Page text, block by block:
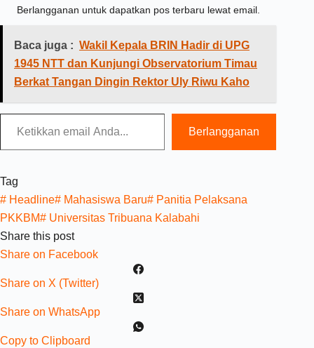
Berlangganan untuk dapatkan pos terbaru lewat email.
Baca juga : Wakil Kepala BRIN Hadir di UPG
1945 NTT dan Kunjungi Observatorium Timau
Berkat Tangan Dingin Rektor Uly Riwu Kaho
Berlangganan
Tag
# Headline# Mahasiswa Baru# Panitia Pelaksana
PKKBM# Universitas Tribuana Kalabahi
Share this post
Share on Facebook
Share on X (Twitter)
Share on WhatsApp
Copy to Clipboard